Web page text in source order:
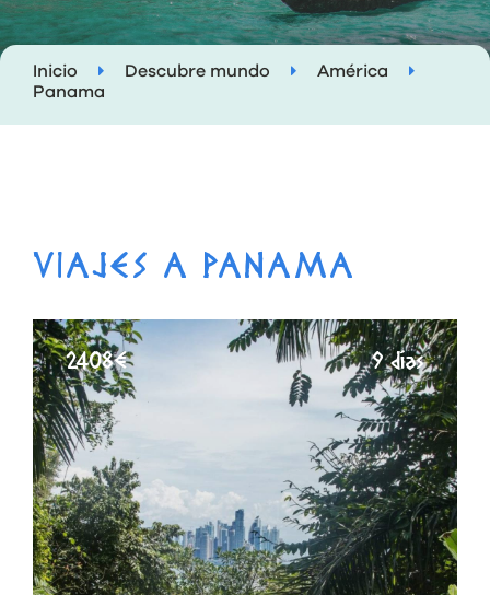
Inicio Descubre mundo
América
Panama
VIAJES A PANAMA
2408€ 9 días